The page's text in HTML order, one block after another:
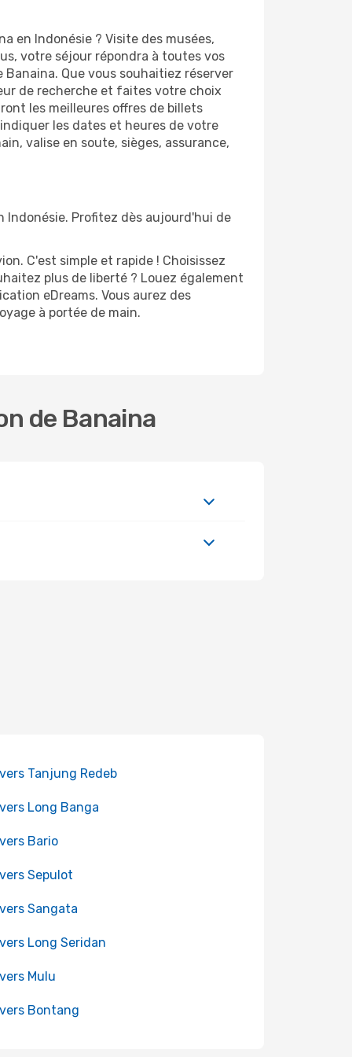
en Indonésie ? Visite des musées,
votre séjour répondra à toutes vos
Que vous souhaitiez réserver
de recherche et faites votre choix
les meilleures offres de billets
les dates et heures de votre
valise en soute, sièges, assurance,
Indonésie. Profitez dès aujourd'hui de
C'est simple et rapide ! Choisissez
plus de liberté ? Louez également
eDreams. Vous aurez des
à portée de main.
de Banaina
Tanjung Redeb
Long Banga
Bario
Sepulot
Sangata
Long Seridan
Mulu
Bontang